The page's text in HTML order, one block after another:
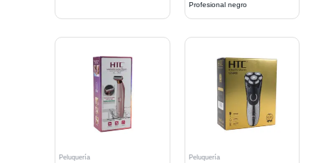
Profesional negro
Peluquería Peluquería